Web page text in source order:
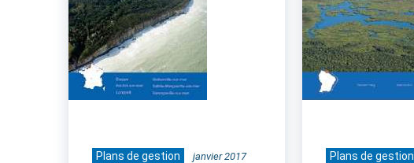
Plans de gestion janvier 2017 Plans de gestion